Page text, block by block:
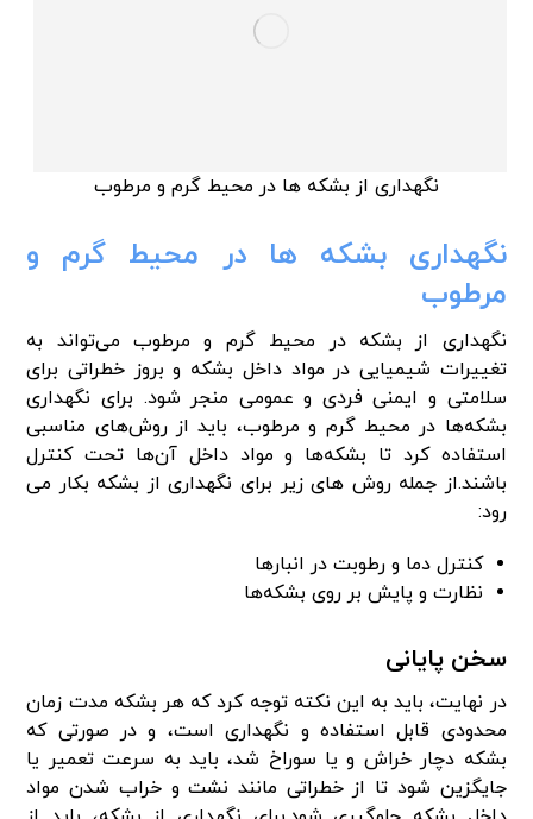
نگهداری از بشکه ها در محیط گرم و مرطوب
نگهداری بشکه ها در محیط گرم و
مرطوب
نگهداری از بشکه‌ در محیط گرم و مرطوب می‌تواند به
تغییرات شیمیایی در مواد داخل بشکه و بروز خطراتی برای
سلامتی و ایمنی فردی و عمومی منجر شود. برای نگهداری
بشکه‌ها در محیط گرم و مرطوب، باید از روش‌های مناسبی
استفاده کرد تا بشکه‌ها و مواد داخل آن‌ها تحت کنترل
باشند.از جمله روش های زیر برای نگهداری از بشکه‌ بکار می
رود:
کنترل دما و رطوبت در انبارها
نظارت و پایش بر روی بشکه‌ها
سخن پایانی
در نهایت، باید به این نکته توجه کرد که هر بشکه مدت زمان
محدودی قابل استفاده و نگهداری است، و در صورتی که
بشکه دچار خراش و یا سوراخ شد، باید به سرعت تعمیر یا
جایگزین شود تا از خطراتی مانند نشت و خراب شدن مواد